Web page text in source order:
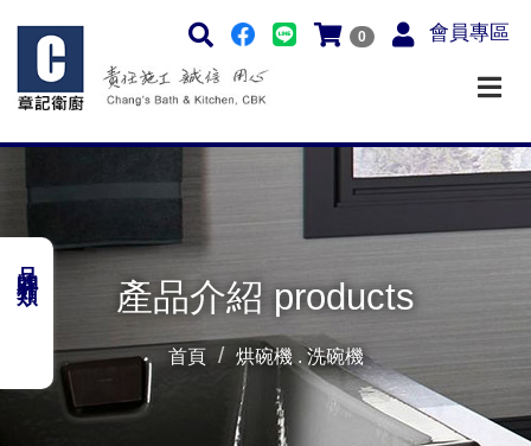
0 會員專區
產品介紹 products
首頁 烘碗機 . 洗碗機
品牌分類